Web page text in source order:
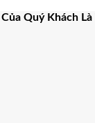
Quý Khách